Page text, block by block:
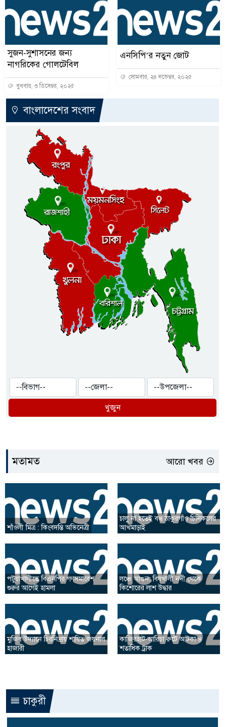
সুজন-সুশাসনের জন্য
নাগরিকের গোলটেবিল
বুধবার, ৩ ডিসেম্বর, ২০২৫
এনসিপি’র নতুন জোট
সোমবার, ২৪ নভেম্বর, ২০২৫
বাংলাদেশের সংবাদ
খুজুন
মতামত আরো খবর
শাঁওলী মিত্র : কিংবদন্তি অভিনেত্রী
চালু না হতেই বন্ধ ঠাকুরগাঁও চিনিকলের
আখমাড়াই
পটুয়াখালীতে বিএনপির গণসমাবেশ
শুরুর আগেই হামলা
লঞ্চে আগুন: বিষখালী নদী থেকে
কিশোরের লাশ উদ্ধার
মুজিব উদ্যানে চিরনিদ্রায় শায়িত জয়নাল
হাজারী
কাজিরহাট-আরিচা রুটে আটকা ৪
শতাধিক ট্রাক
চাকুরী